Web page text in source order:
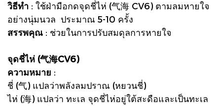
วิธีทำ : ใช้ฝ่ามือกดจุดชี่ไห่ (气海 CV6) ตามลมหายใจ
อย่างนุ่มนวล ประมาณ 5-10 ครั้ง
สรรพคุณ : ช่วยในการปรับสมดุลการหายใจ
จุดชี่ไห่ (气海CV6)
ความหมาย :
ชี่ (气) แปลว่าพลังลมปราณ (หยวนชี่)
ไห่ (海) แปลว่า ทะเล จุดชี่ไห่อยู่ใต้สะดือและเป็นทะเล